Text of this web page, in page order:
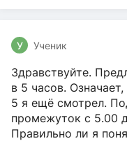
У Ученик
Здравствуйте.
в 5 часов.
5 я ещё смотрел.
промежуток с 5.00
Правильно ли я